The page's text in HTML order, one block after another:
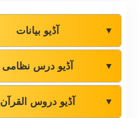
آڈیو بیانات ▼
آڈیو درس نظامی ▼
آڈیو دروس القرآن ▼